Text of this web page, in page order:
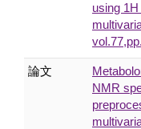
using
論文
NMR